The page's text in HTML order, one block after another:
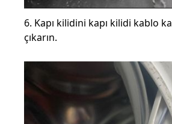
6. Kapı kilidini kapı kilidi kablo
çıkarın.